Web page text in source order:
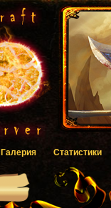
Галерия Статистики